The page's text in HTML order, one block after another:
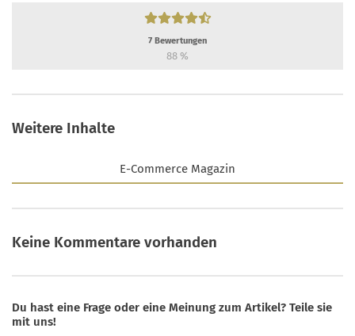
7 Bewertungen
88 %
Weitere Inhalte
E-Commerce Magazin
Keine Kommentare vorhanden
Du hast eine Frage oder eine Meinung zum Artikel? Teile sie
mit uns!